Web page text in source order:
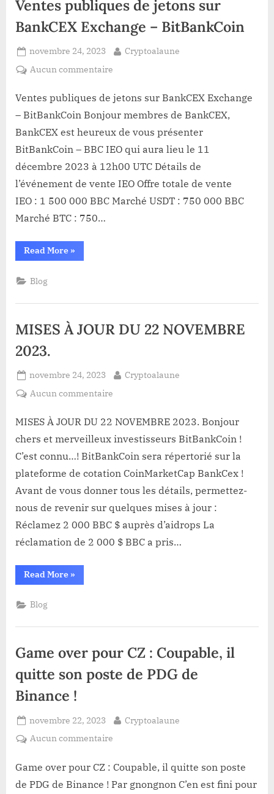
crypto-
monnaies
!”
Ventes publiques de jetons sur
BankCEX Exchange – BitBankCoin
Posted
on
novembre 24, 2023 By
Cryptoalaune
Aucun commentaire
publiques
de
sur
BankCEX
Exchange
–
BitBankCoin
Ventes publiques de jetons sur BankCEX Exchange
– BitBankCoin Bonjour membres de BankCEX,
BankCEX est heureux de vous présenter
BitBankCoin – BBC IEO qui aura lieu le 11
décembre 2023 à 12h00 UTC Détails de
l’événement de vente IEO Offre totale de vente
IEO : 1 500 000 BBC Marché USDT : 750 000 BBC
Marché BTC : 750…
Read More“Ventes
publiques
Exchange
BitBankCoin”
»
Blog
MISES À JOUR DU 22 NOVEMBRE
2023.
Posted
on
novembre 24, 2023 By
Cryptoalaune
Aucun commentaire
À
JOUR
22
NOVEMBRE
2023.
MISES À JOUR DU 22 NOVEMBRE 2023. Bonjour
chers et merveilleux investisseurs BitBankCoin !
C’est connu…! BitBankCoin sera répertorié sur la
plateforme de cotation CoinMarketCap BankCex !
Avant de vous donner tous les détails, permettez-
nous de revenir sur quelques mises à jour :
Réclamez 2 000 BBC $ auprès d’aidrops La
réclamation de 2 000 $ BBC a pris…
Read More“MISES
À
2023.”
»
Blog
Game over pour CZ : Coupable, il
quitte son poste de PDG de
Binance !
Posted
on
novembre 22, 2023 By
Cryptoalaune
Aucun commentaire
over
pour
Game over pour CZ : Coupable, il quitte son poste
de PDG de Binance ! Par gnongnon C’en est fini pour